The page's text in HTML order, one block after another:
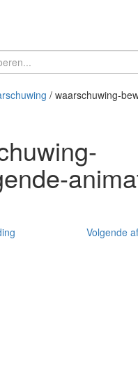
/ waarschuwing-
Volgende